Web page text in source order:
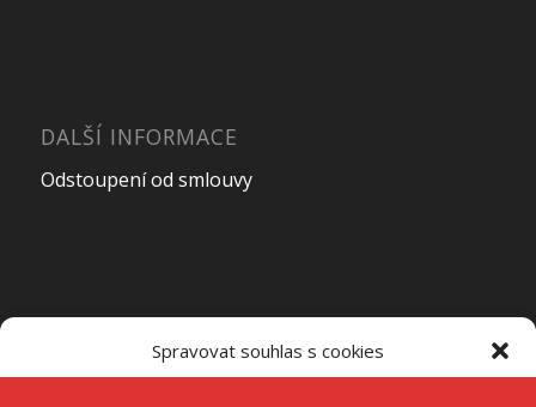
Spravovat souhlas s cookies
DALŠÍ INFORMACE
Odstoupení od smlouvy
Pondělí – Pátek7:00 – 15:00